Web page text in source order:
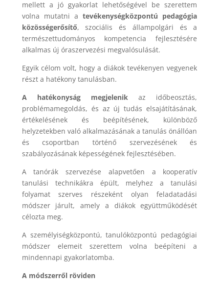
mellett a jó gyakorlat lehetőségével be szerettem
volna mutatni atevékenységközpontú pedagógia
közösségerősítő, szociális és állampolgári és a
természettudományos kompetencia fejlesztésére
alkalmas új óraszervezési megvalósulását.
Egyik célom volt, hogy a diákok tevékenyen vegyenek
részt a hatékony tanulásban.
A hatékonyság megjelenik az időbeosztás,
problémamegoldás, és az új tudás elsajátításának,
értékelésének és beépítésének, különböző
helyzetekben való alkalmazásának a tanulás önállóan
és csoportban történő szervezésének és
szabályozásának képességének fejlesztésében.
A tanórák szervezése alapvetően a kooperatív
tanulási technikákra épült, melyhez a tanulási
folyamat szerves részeként olyan feladatadási
módszer járult, amely a diákok együttműködését
célozta meg.
A személyiségközpontú, tanulóközpontú pedagógiai
módszer elemeit szerettem volna beépíteni a
mindennapi gyakorlatomba.
A módszerről röviden